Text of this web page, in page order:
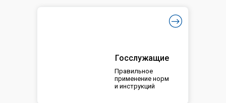
Госслужащие
Правильное
применение норм
и инструкций